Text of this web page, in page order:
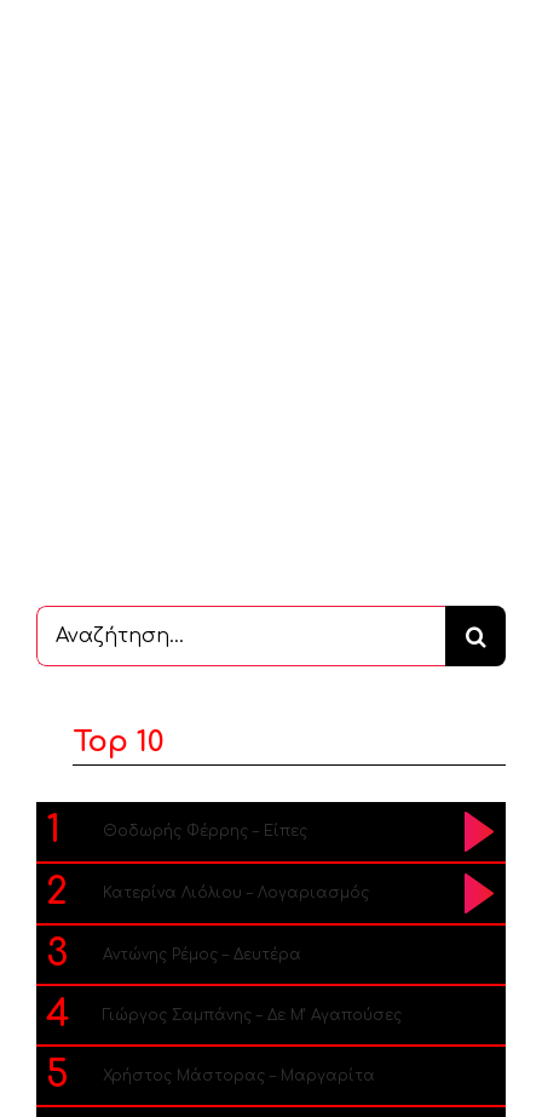
Αναζήτηση
...
Top 10
1 Θοδωρής Φέρρης – Είπες
2 Κατερίνα Λιόλιου – Λογαριασμός
3 Αντώνης Ρέμος – Δευτέρα
4 Γιώργος Σαμπάνης – Δε Μ’ Αγαπούσες
5 Χρήστος Μάστορας – Μαργαρίτα